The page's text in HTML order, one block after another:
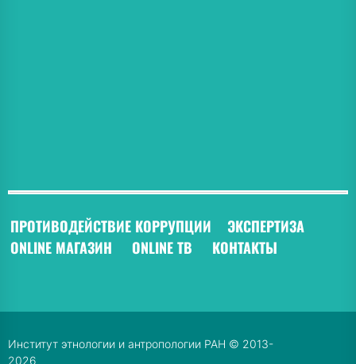
ПРОТИВОДЕЙСТВИЕ КОРРУПЦИИ ЭКСПЕРТИЗА
ONLINE МАГАЗИН
ONLINE ТВ КОНТАКТЫ
Институт этнологии и антропологии РАН © 2013-
2026